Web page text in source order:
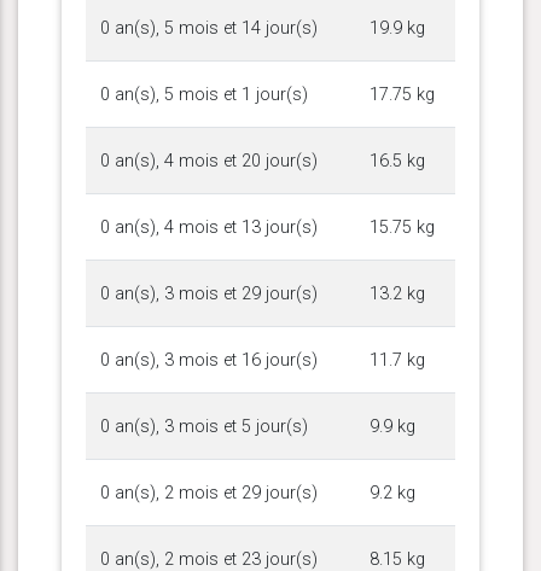
0 an(s), 5 mois et 14 jour(s) 19.9 kg
0 an(s), 5 mois et 1 jour(s) 17.75 kg
0 an(s), 4 mois et 20 jour(s) 16.5 kg
0 an(s), 4 mois et 13 jour(s) 15.75 kg
0 an(s), 3 mois et 29 jour(s) 13.2 kg
0 an(s), 3 mois et 16 jour(s) 11.7 kg
0 an(s), 3 mois et 5 jour(s) 9.9 kg
0 an(s), 2 mois et 29 jour(s) 9.2 kg
0 an(s), 2 mois et 23 jour(s) 8.15 kg